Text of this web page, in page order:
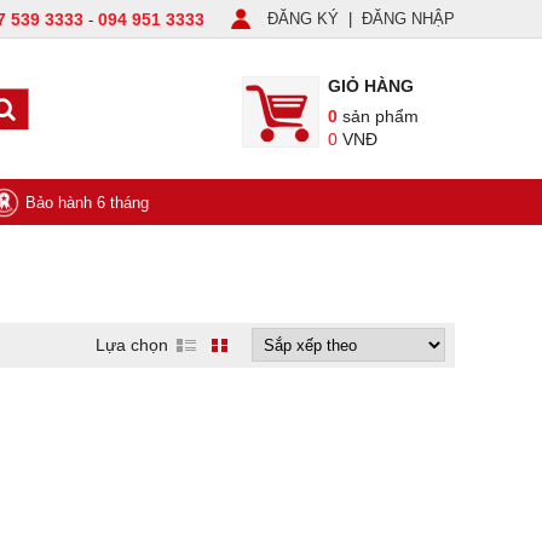
539 3333 - 094 951 3333 ĐĂNG KÝ ĐĂNG NHẬP
GIỎ HÀNG
0 sản phẩm
0 VNĐ
Bảo hành 6 tháng
Lựa chọn